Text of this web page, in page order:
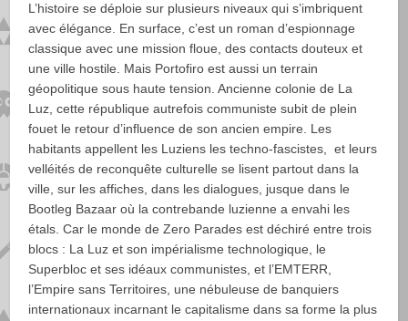
L’histoire se déploie sur plusieurs niveaux qui s’imbriquent
avec élégance. En surface, c’est un roman d’espionnage
classique avec une mission floue, des contacts douteux et
une ville hostile. Mais Portofiro est aussi un terrain
géopolitique sous haute tension. Ancienne colonie de La
Luz, cette république autrefois communiste subit de plein
fouet le retour d’influence de son ancien empire. Les
habitants appellent les Luziens les techno-fascistes, et leurs
velléités de reconquête culturelle se lisent partout dans la
ville, sur les affiches, dans les dialogues, jusque dans le
Bootleg Bazaar où la contrebande luzienne a envahi les
étals. Car le monde de Zero Parades est déchiré entre trois
blocs : La Luz et son impérialisme technologique, le
Superbloc et ses idéaux communistes, et l’EMTERR,
l’Empire sans Territoires, une nébuleuse de banquiers
internationaux incarnant le capitalisme dans sa forme la plus